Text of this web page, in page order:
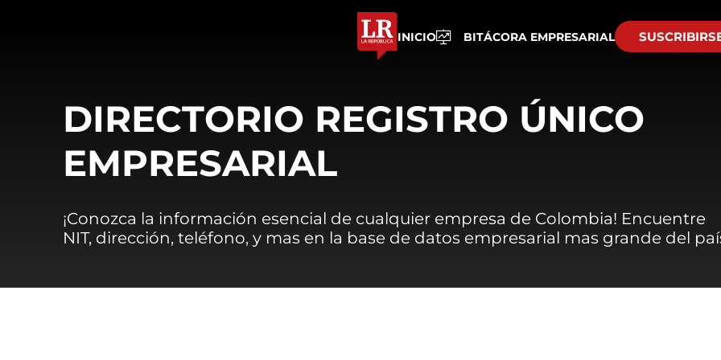
INICIO BITÁCORA EMPRESARIAL
DIRECTORIO REGISTRO ÚNICO
EMPRESARIAL
¡Conozca la información esencial de cualquier empresa de Colombia! Encuentre
NIT, dirección, teléfono, y mas en la base de datos empresarial mas grande del